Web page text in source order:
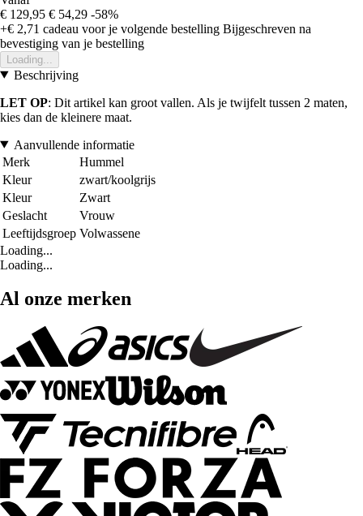
€ 129,95 € 54,29 -58%
+€ 2,71 cadeau voor je volgende bestelling Bijgeschreven na
bevestiging van je bestelling
Loading...
Beschrijving
LET OP: Dit artikel kan groot vallen. Als je twijfelt tussen 2 maten,
kies dan de kleinere maat.
Aanvullende informatie
Merk
Hummel
Kleur
zwart/koolgrijs
Kleur
Zwart
Geslacht
Vrouw
Leeftijdsgroep Volwassene
Loading...
Loading...
Al onze merken